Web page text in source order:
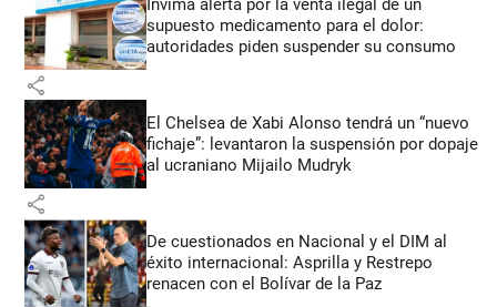
Invima alerta por la venta ilegal de un
supuesto medicamento para el dolor:
autoridades piden suspender su consumo
share
El Chelsea de Xabi Alonso tendrá un “nuevo
fichaje”: levantaron la suspensión por dopaje
al ucraniano Mijailo Mudryk
share
De cuestionados en Nacional y el DIM al
éxito internacional: Asprilla y Restrepo
renacen con el Bolívar de la Paz